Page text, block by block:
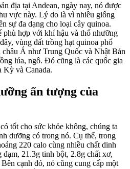
địa tại Andean, ngày nay, nó được
vực này. Lý do là vì nhiều giống
sự đa dạng cho loại cây quinoa.
hợp với khí hậu và thổ nhưỡng
vùng đất trồng hạt quinoa phổ
Á như Trung Quốc và Nhật Bản
lúa, ngô. Đó cũng là các quốc gia
Kỳ và Canada.
ấn tượng của
tốt cho sức khỏe không, chúng ta
dưỡng có trong nó. Cụ thể, trong
220 calo cùng nhiều chất dinh
21.3g tinh bột, 2.8g chất xơ,
cạnh đó, nó cũng cung cấp một